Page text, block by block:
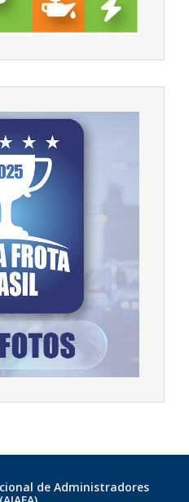
de Administradores